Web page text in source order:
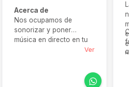
Acerca de
Nos ocupamos de
sonorizar y poner
música en directo en tu
ceremonia, banquete y
más especiales de ese
Ver